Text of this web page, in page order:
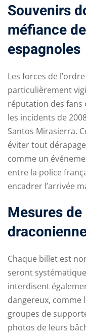
Souvenirs
méfiance
espagnoles
Les forces de
particulièrement
réputation des fans
les incidents de
Santos Mirasierra.
éviter tout
comme un
entre la police
encadrer l’arrivée
Mesures
Chaque billet est
seront
interdisent
dangereux, comme
groupes de
photos de leurs